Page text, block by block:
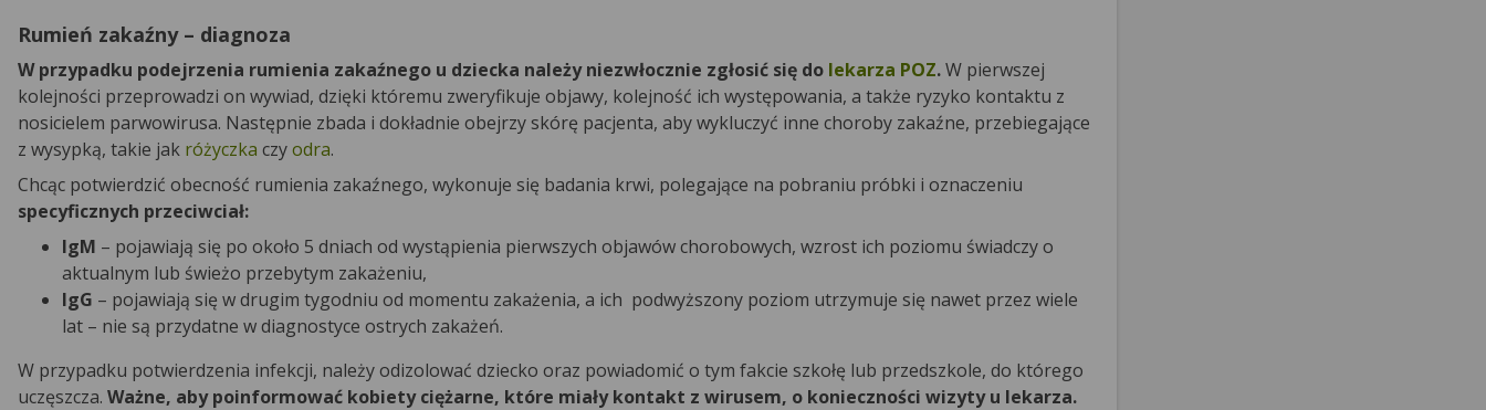
Rumień zakaźny – diagnoza
W przypadku podejrzenia rumienia zakaźnego u dziecka należy niezwłocznie zgłosić się do lekarza POZ.W pierwszej
kolejności przeprowadzi on wywiad, dzięki któremu zweryfikuje objawy, kolejność ich występowania, a także ryzyko kontaktu z
nosicielem parwowirusa. Następnie zbada i dokładnie obejrzy skórę pacjenta, aby wykluczyć inne choroby zakaźne, przebiegające
z wysypką, takie jak różyczka czyodra.
Chcąc potwierdzić obecność rumienia zakaźnego, wykonuje się badania krwi, polegające na pobraniu próbki i oznaczeniu
specyficznych przeciwciał:
IgM – pojawiają się po około 5 dniach od wystąpienia pierwszych objawów chorobowych, wzrost ich poziomu świadczy o
aktualnym lub świeżo przebytym zakażeniu,
IgG – pojawiają się w drugim tygodniu od momentu zakażenia, a ich podwyższony poziom utrzymuje się nawet przez wiele
lat – nie są przydatne w diagnostyce ostrych zakażeń.
W przypadku potwierdzenia infekcji, należy odizolować dziecko oraz powiadomić o tym fakcie szkołę lub przedszkole, do którego
uczęszcza. Ważne, aby poinformować kobiety ciężarne, które miały kontakt z wirusem, o konieczności wizyty u lekarza.